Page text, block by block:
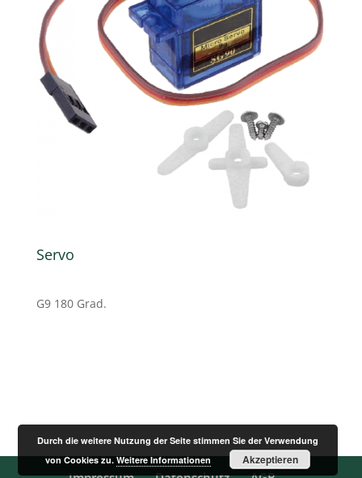
Servo
G9 180 Grad.
Durch die weitere Nutzung der Seite stimmen Sie der Verwendung
von Cookies zu.Weitere Informationen Akzeptieren